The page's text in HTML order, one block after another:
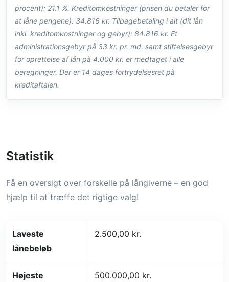
procent): 21.1 %. Kreditomkostninger (prisen du betaler for
at låne pengene): 34.816 kr. Tilbagebetaling i alt (dit lån
inkl. kreditomkostninger og gebyr): 84.816 kr. Et
administrationsgebyr på 33 kr. pr. md. samt stiftelsesgebyr
for oprettelse af lån på 4.000 kr. er medtaget i alle
beregninger. Der er 14 dages fortrydelsesret på
kreditaftalen.
Statistik
Få en oversigt over forskelle på långiverne – en god
hjælp til at træffe det rigtige valg!
Laveste
lånebeløb
2.500,00 kr.
Højeste
500.000,00 kr.